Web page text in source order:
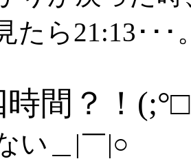
たら21:13･･･
間？！
い＿|￣|○